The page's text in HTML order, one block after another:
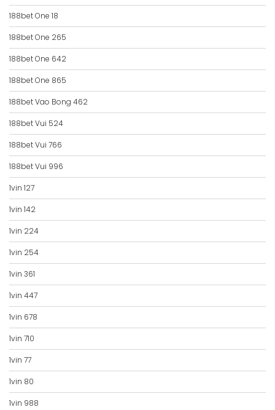
188bet One 18
188bet One 265
188bet One 642
188bet One 865
188bet Vao Bong 462
188bet Vui 524
188bet Vui 766
188bet Vui 996
1vin 127
1vin 142
1vin 224
1vin 254
1vin 361
1vin 447
1vin 678
1vin 710
1vin 77
1vin 80
1vin 988